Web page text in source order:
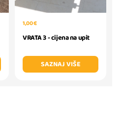
1,00 €
VRATA 3 - cijena na upit
SAZNAJ VIŠE